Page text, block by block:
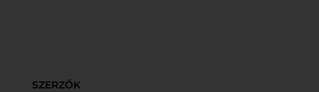
SZERZŐK